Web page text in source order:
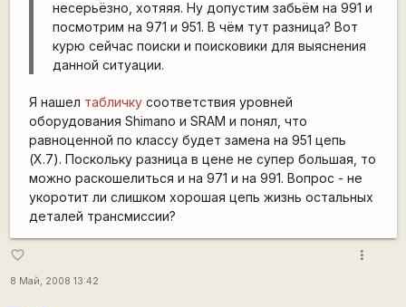
несерьёзно, хотяяя. Ну допустим забьём на 991 и
посмотрим на 971 и 951. В чём тут разница? Вот
курю сейчас поиски и поисковики для выяснения
данной ситуации.
Я нашел табличку соответствия уровней
оборудования Shimano и SRAM и понял, что
равноценной по классу будет замена на 951 цепь
(X.7). Поскольку разница в цене не супер большая, то
можно раскошелиться и на 971 и на 991. Вопрос - не
укоротит ли слишком хорошая цепь жизнь остальных
деталей трансмиссии?
favorite_border
8 Май, 2008 13:42
more_vert